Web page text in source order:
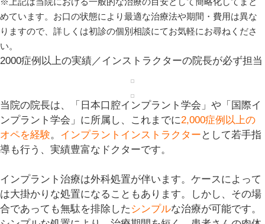
めています。お口の状態により最適な治療法や期間・費用は異な
りますので、詳しくは初診の個別相談にてお気軽にお尋ねくださ
い。
2000症例以上の実績／インストラクターの院長が必ず担当
当院の院長は、「 日本口腔インプラント学会 」や「 国際イ
ンプラント学会 」に所属し、これまでに2,000症例以上の
オペを経験。 インプラントインストラクター として若手指
導も行う、実績豊富なドクターです。
インプラント治療は外科処置が伴います。ケースによって
は大掛かりな処置になることもあります。しかし、その場
合であっても無駄を排除した シンプルな治療が可能です。